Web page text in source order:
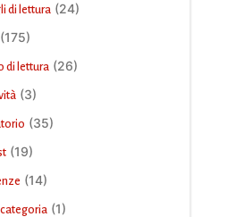
di lettura(24)
(175)
di lettura(26)
(3)
(35)
(19)
(14)
(1)